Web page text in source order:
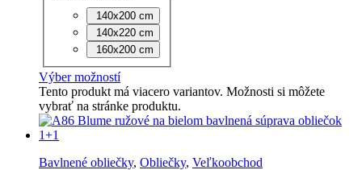
140x200 cm
140x220 cm
160x200 cm
Výber možností
Tento produkt má viacero variantov. Možnosti si môžete
vybrať na stránke produktu.
Bavlnené obliečky, Obliečky, Veľkoobchod